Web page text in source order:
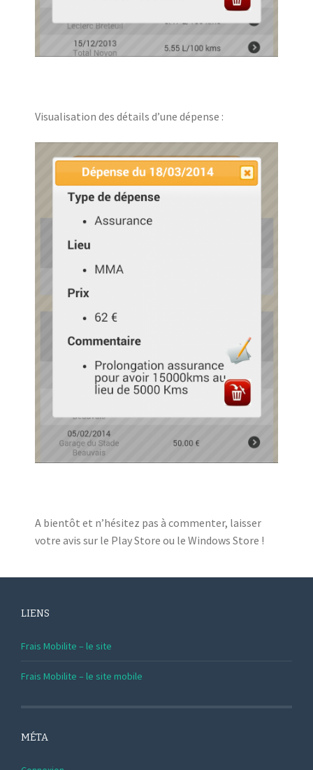
Visualisation des détails d’une dépense :
A bientôt et n’hésitez pas à commenter, laisser
votre avis sur le Play Store ou le Windows Store !
LIENS
Frais Mobilite – le site
Frais Mobilite – le site mobile
MÉTA